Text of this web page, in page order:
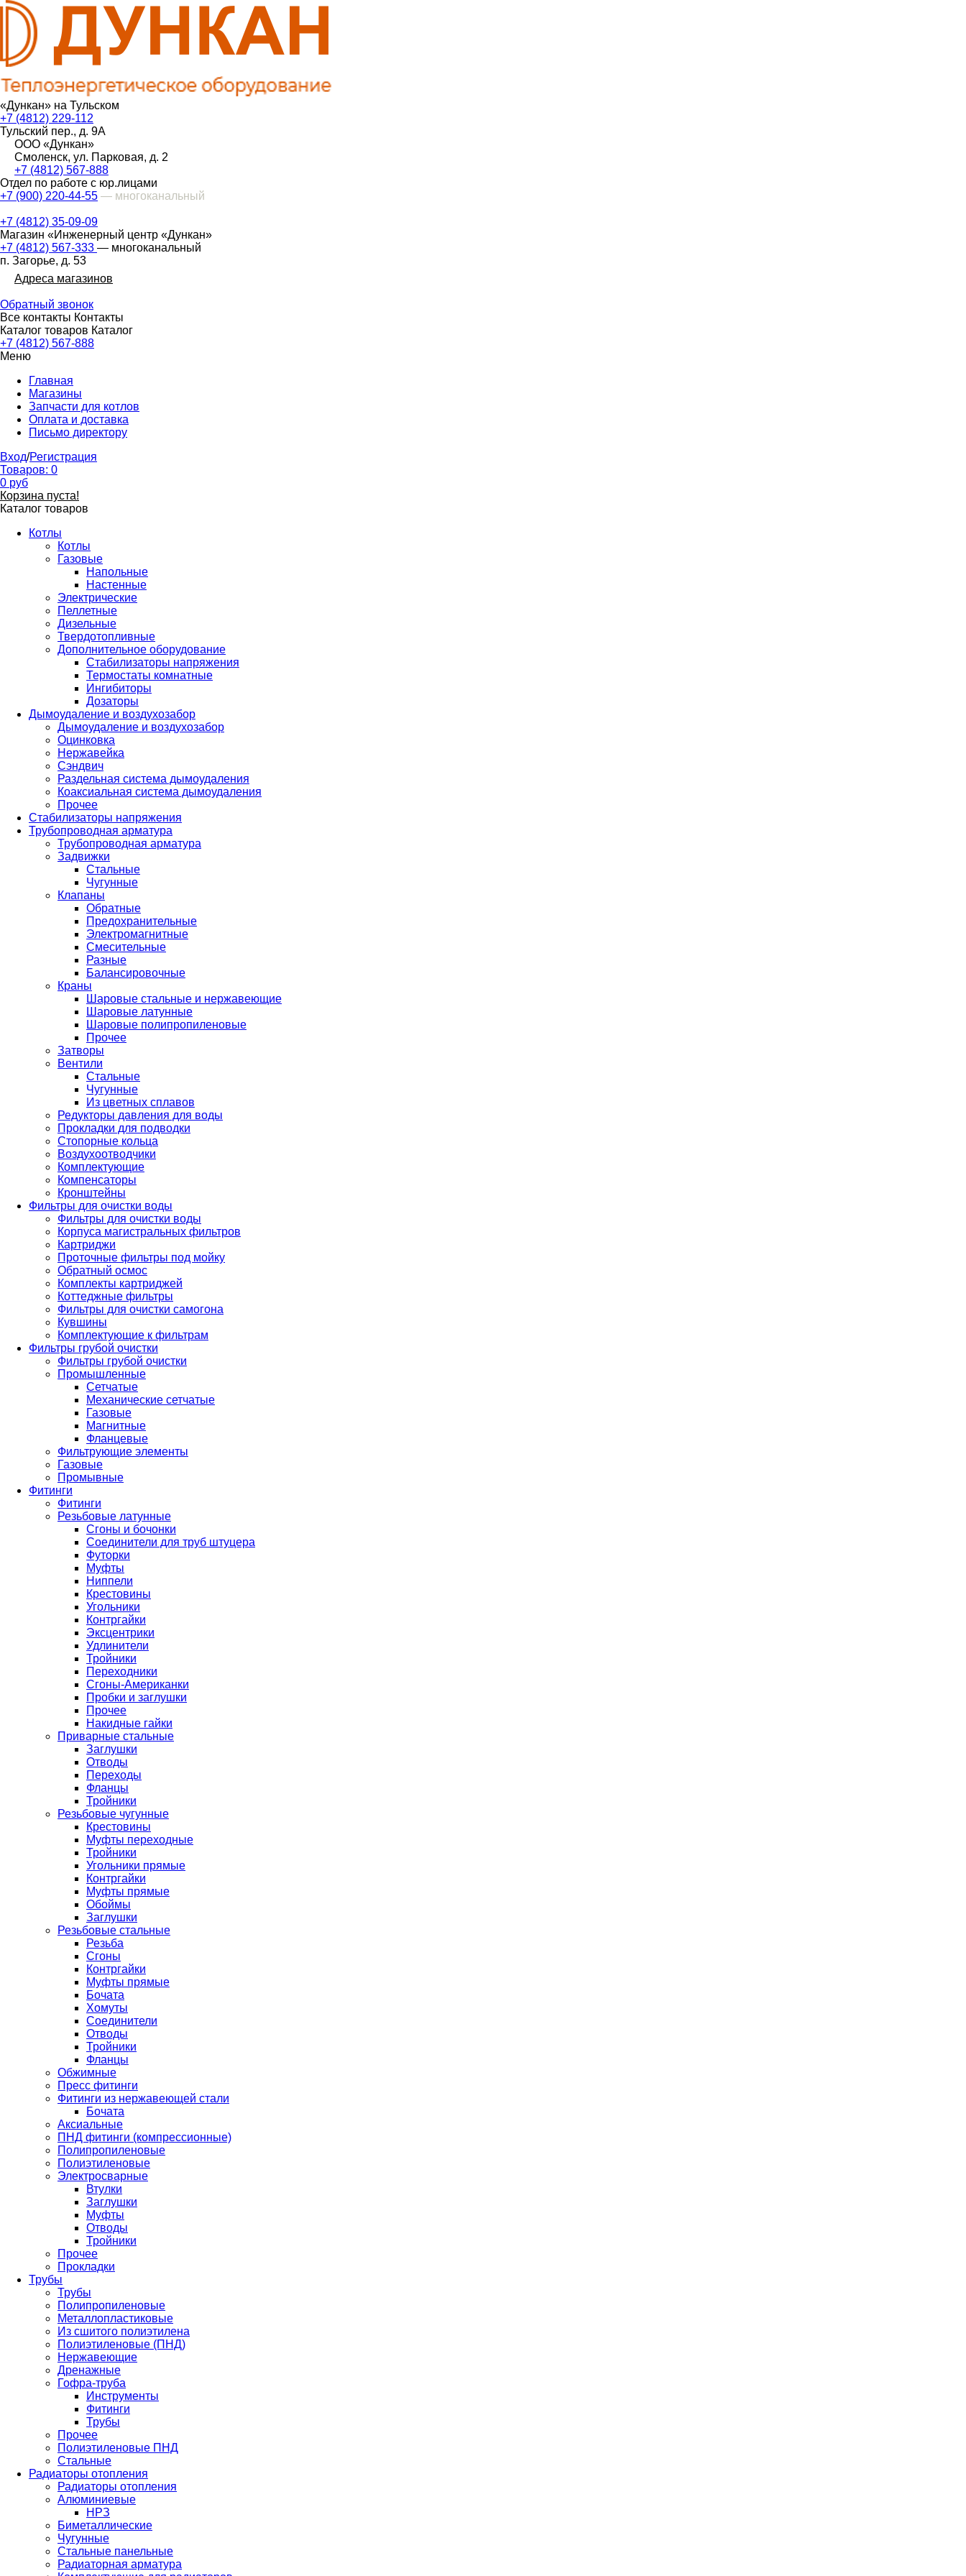
«Дункан» на Тульском
+7 (4812) 229-112
Тульский пер., д. 9А
ООО «Дункан»
Смоленск, ул. Парковая, д. 2
+7 (4812) 567-888
Отдел по работе с юр.лицами
+7 (900) 220-44-55 — многоканальный
+7 (4812) 35-09-09
Магазин «Инженерный центр «Дункан»
+7 (4812) 567-333 — многоканальный
п. Загорье, д. 53
Адреса магазинов
Обратный звонок
Все контакты Контакты
Каталог товаров Каталог
+7 (4812) 567-888
Меню
Главная
Магазины
Запчасти для котлов
Оплата и доставка
Письмо директору
Вход/Регистрация
Товаров: 0
0 руб
Корзина пуста!
Каталог товаров
Котлы
Котлы
Газовые
Напольные
Настенные
Электрические
Пеллетные
Дизельные
Твердотопливные
Дополнительное оборудование
Стабилизаторы напряжения
Термостаты комнатные
Ингибиторы
Дозаторы
Дымоудаление и воздухозабор
Дымоудаление и воздухозабор
Оцинковка
Нержавейка
Сэндвич
Раздельная система дымоудаления
Коаксиальная система дымоудаления
Прочее
Стабилизаторы напряжения
Трубопроводная арматура
Трубопроводная арматура
Задвижки
Стальные
Чугунные
Клапаны
Обратные
Предохранительные
Электромагнитные
Смесительные
Разные
Балансировочные
Краны
Шаровые стальные и нержавеющие
Шаровые латунные
Шаровые полипропиленовые
Прочее
Затворы
Вентили
Стальные
Чугунные
Из цветных сплавов
Редукторы давления для воды
Прокладки для подводки
Стопорные кольца
Воздухоотводчики
Комплектующие
Компенсаторы
Кронштейны
Фильтры для очистки воды
Фильтры для очистки воды
Корпуса магистральных фильтров
Картриджи
Проточные фильтры под мойку
Обратный осмос
Комплекты картриджей
Коттеджные фильтры
Фильтры для очистки самогона
Кувшины
Комплектующие к фильтрам
Фильтры грубой очистки
Фильтры грубой очистки
Промышленные
Сетчатые
Механические сетчатые
Газовые
Магнитные
Фланцевые
Фильтрующие элементы
Газовые
Промывные
Фитинги
Фитинги
Резьбовые латунные
Сгоны и бочонки
Соединители для труб штуцера
Футорки
Муфты
Ниппели
Крестовины
Угольники
Контргайки
Эксцентрики
Удлинители
Тройники
Переходники
Сгоны-Американки
Пробки и заглушки
Прочее
Накидные гайки
Приварные стальные
Заглушки
Отводы
Переходы
Фланцы
Тройники
Резьбовые чугунные
Крестовины
Муфты переходные
Тройники
Угольники прямые
Контргайки
Муфты прямые
Обоймы
Заглушки
Резьбовые стальные
Резьба
Сгоны
Контргайки
Муфты прямые
Бочата
Хомуты
Соединители
Отводы
Тройники
Фланцы
Обжимные
Пресс фитинги
Фитинги из нержавеющей стали
Бочата
Аксиальные
ПНД фитинги (компрессионные)
Полипропиленовые
Полиэтиленовые
Электросварные
Втулки
Заглушки
Муфты
Отводы
Тройники
Прочее
Прокладки
Трубы
Трубы
Полипропиленовые
Металлопластиковые
Из сшитого полиэтилена
Полиэтиленовые (ПНД)
Нержавеющие
Дренажные
Гофра-труба
Инструменты
Фитинги
Трубы
Прочее
Полиэтиленовые ПНД
Стальные
Радиаторы отопления
Радиаторы отопления
Алюминиевые
НРЗ
Биметаллические
Чугунные
Стальные панельные
Радиаторная арматура